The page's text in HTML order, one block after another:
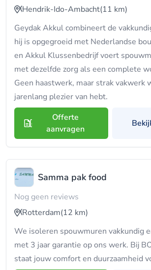
Hendrik-Ido-Ambacht(11 km)
Geydak Akkul combineert de
hij is opgegroeid met Nederlandse
en Akkul Klussenbedrijf voert
met dezelfde zorg als een complete
Geen haastwerk, maar strak vakwerk
jarenlang plezier van hebt.
Offerte
aanvragen
Samma pak food
Nog geen reviews
Rotterdam(12 km)
We isoleren spouwmuren vakkundig
met 3 jaar garantie op ons werk. Bij
staat jouw comfort en duurzaamheid